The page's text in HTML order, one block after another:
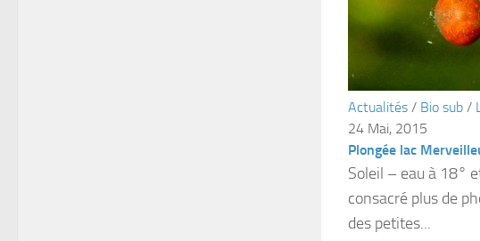
Actualités / Bio sub /
24 Mai, 2015
Plongée lac
Soleil – eau à 18°
consacré plus de
des petites...